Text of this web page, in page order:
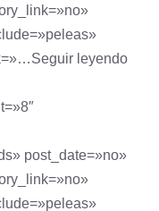
leyendo
post_date=»no»